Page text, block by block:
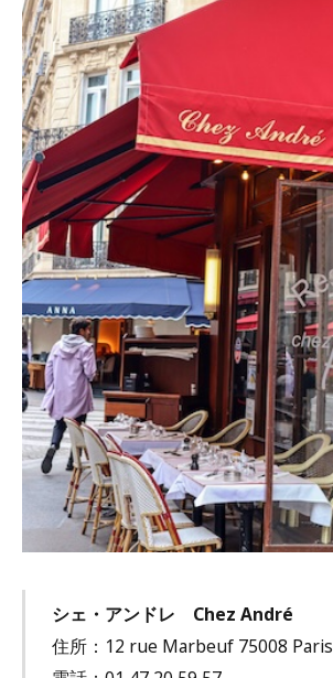
シェ・アンドレ Chez André
住所：12 rue Marbeuf 75008 Paris